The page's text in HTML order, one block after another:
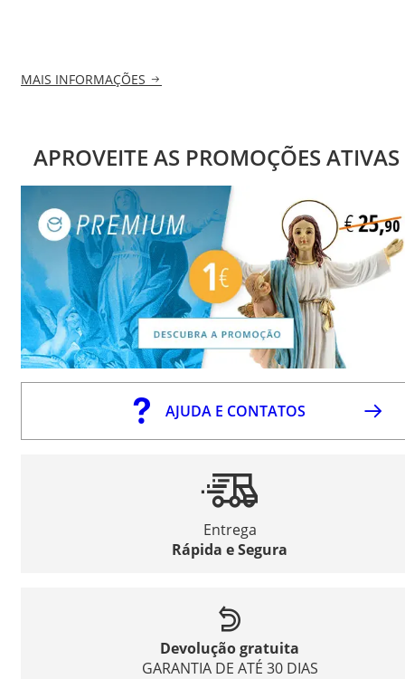
MAIS INFORMAÇÕES
APROVEITE AS PROMOÇÕES ATIVAS
AJUDA E CONTATOS
Entrega
Rápida e Segura
Devolução gratuita
GARANTIA DE ATÉ 30 DIAS